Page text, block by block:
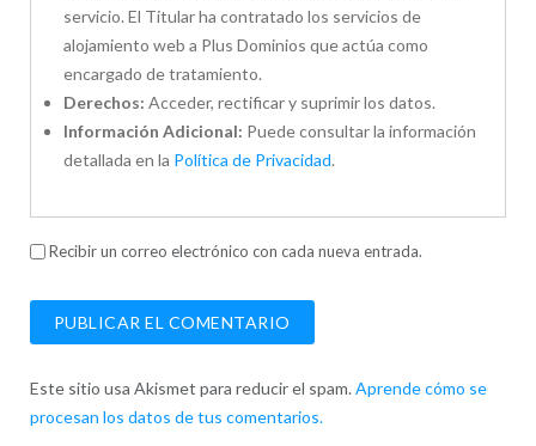
servicio. El Titular ha contratado los servicios de
alojamiento web a Plus Dominios que actúa como
encargado de tratamiento.
Derechos: Acceder, rectificar y suprimir los datos.
Información Adicional: Puede consultar la información
detallada en la Política de Privacidad.
Recibir un correo electrónico con cada nueva entrada.
Este sitio usa Akismet para reducir el spam.Aprende cómo se
procesan los datos de tus comentarios.